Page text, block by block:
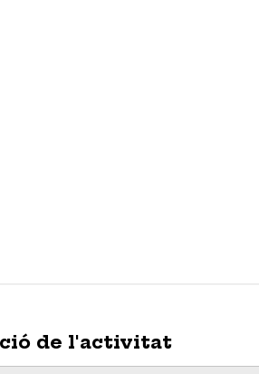
de l'activitat